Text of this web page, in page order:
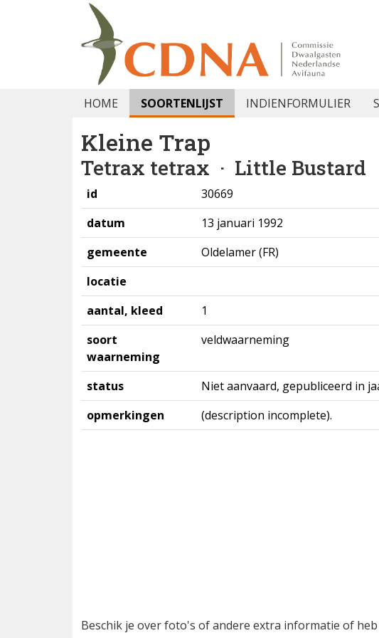
HOME SOORTENLIJST INDIENFORMULIER
Kleine Trap
Tetrax tetrax · Little Bustard
id
30669
datum
13 januari 1992
gemeente
Oldelamer (FR)
locatie
aantal, kleed
1
soort
waarneming
veldwaarneming
status
Niet aanvaard, gepubliceerd in
opmerkingen
(description incomplete).
Beschik je over foto's of andere extra informatie of